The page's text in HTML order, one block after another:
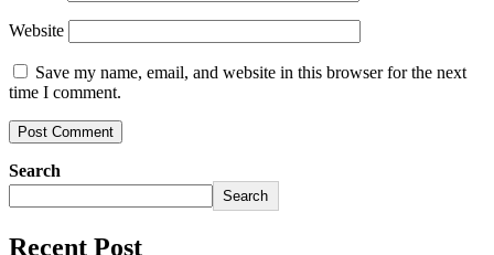
Website
Save my name, email, and website in this browser for the next
time I comment.
Search
Search
Recent Post